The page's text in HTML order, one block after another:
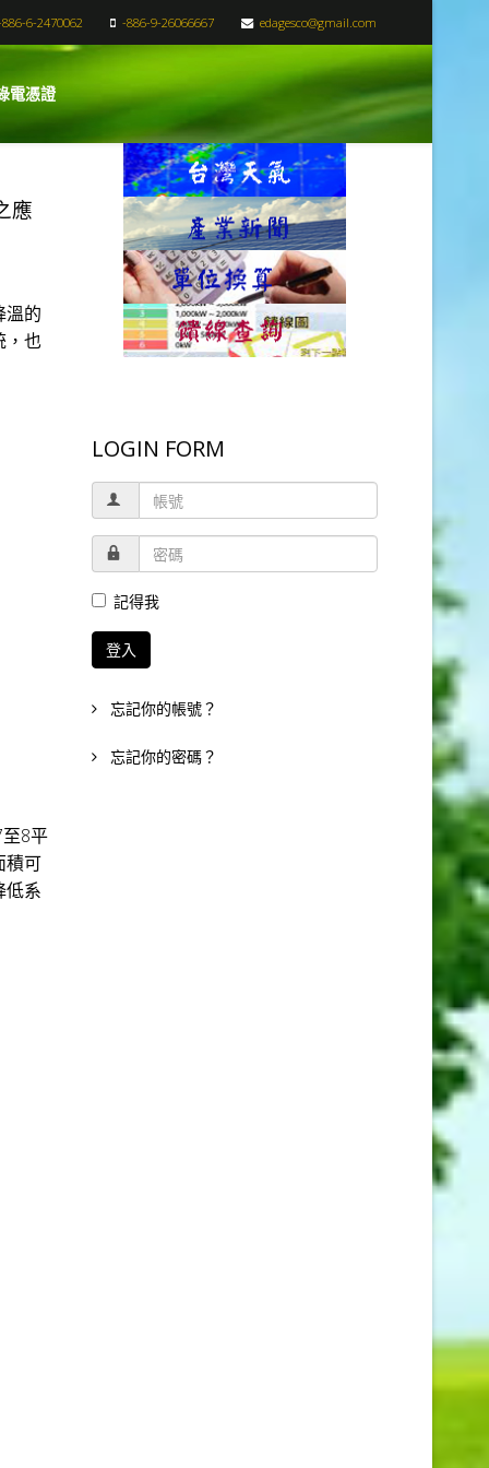
6-2470062 -886-9-26066667 edagesco@gmail.com
電憑證
應
溫的
，也
8平
積可
低系
LOGIN FORM
記得我
登入
忘記你的帳號？
忘記你的密碼？